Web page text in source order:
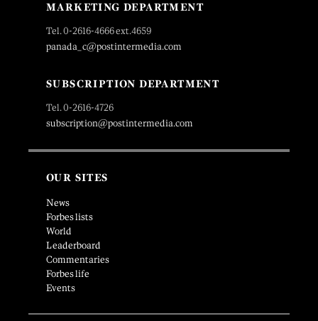
MARKETING DEPARTMENT
Tel. 0-2616-4666 ext.4659
panada_c@postintermedia.com
SUBSCRIPTION DEPARTMENT
Tel. 0-2616-4726
subscription@postintermedia.com
OUR SITES
News
Forbes lists
World
Leaderboard
Commentaries
Forbes life
Events